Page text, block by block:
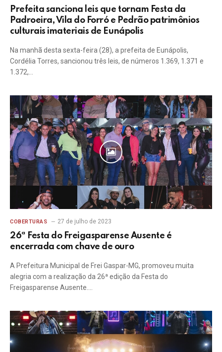
Prefeita sanciona leis que tornam Festa da
Padroeira, Vila do Forró e Pedrão patrimônios
culturais imateriais de Eunápolis
Na manhã desta sexta-feira (28), a prefeita de Eunápolis,
Cordélia Torres, sancionou três leis, de números 1.369, 1.371 e
1.372,…
COBERTURAS 27 de julho de 2023
26ª Festa do Freigasparense Ausente é
encerrada com chave de ouro
A Prefeitura Municipal de Frei Gaspar-MG, promoveu muita
alegria com a realização da 26ª edição da Festa do
Freigasparense Ausente.…